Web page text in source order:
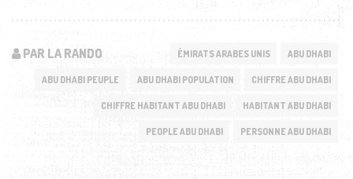
PAR LA RANDO ÉMIRATS ARABES UNIS ABU DHABI
ABU DHABI PEUPLE ABU DHABI POPULATION CHIFFRE ABU DHABI
CHIFFRE HABITANT ABU DHABI HABITANT ABU DHABI
PEOPLE ABU DHABI PERSONNE ABU DHABI